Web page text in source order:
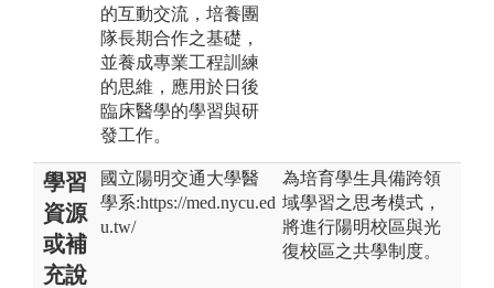
的互動交流，培養團
隊長期合作之基礎，
並養成專業工程訓練
的思維，應用於日後
臨床醫學的學習與研
發工作。
學習
資源
或補
充說
國立陽明交通大學醫
學系:https://med.nycu.ed
u.tw/
為培育學生具備跨領
域學習之思考模式，
將進行陽明校區與光
復校區之共學制度。